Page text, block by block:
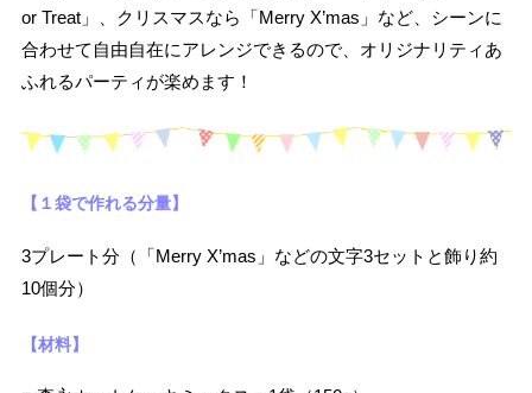
or Treat」、クリスマスなら「Merry X’mas」など、シーンに
合わせて自由自在にアレンジできるので、オリジナリティあ
ふれるパーティが楽めます！
【１袋で作れる分量】
3プレート分（「Merry X’mas」などの文字3セットと飾り約
10個分）
【材料】